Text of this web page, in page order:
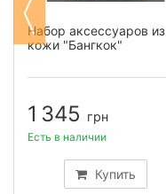
Набор аксессуаров из
кожи "Бангкок"
1 345 грн
Купить
Есть в наличии